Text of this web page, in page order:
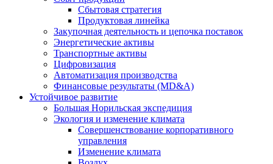
Сбытовая стратегия
Продуктовая линейка
Закупочная деятельность и цепочка поставок
Энергетические активы
Транспортные активы
Цифровизация
Автоматизация производства
Финансовые результаты (MD&A)
Устойчивое развитие
Большая Норильская экспедиция
Экология и изменение климата
Совершенствование корпоративного
управления
Изменение климата